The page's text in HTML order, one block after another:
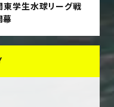
東学生水球リーグ戦
幕